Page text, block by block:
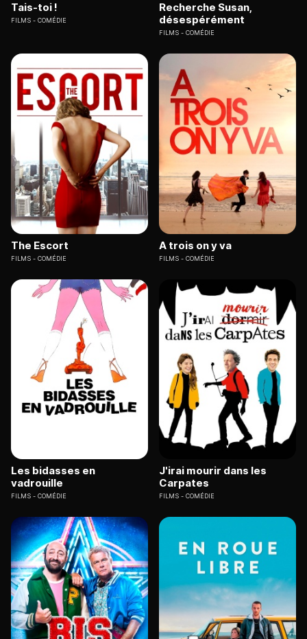
Tais-toi !
FILMS COMÉDIE
Recherche Susan,
désespérément
FILMS COMÉDIE
The Escort
FILMS COMÉDIE
A trois on y va
FILMS COMÉDIE
Les bidasses en
vadrouille
FILMS COMÉDIE
J'irai mourir dans les
Carpates
FILMS COMÉDIE